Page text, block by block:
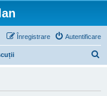
Autentificare
Înregistrare